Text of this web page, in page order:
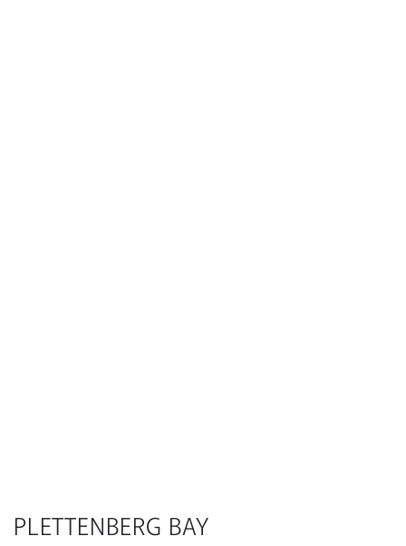
PLETTENBERG BAY